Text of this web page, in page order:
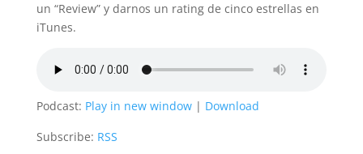
un “Review” y darnos un rating de cinco estrellas en
iTunes.
Podcast: Play in new window| Download
Subscribe: RSS